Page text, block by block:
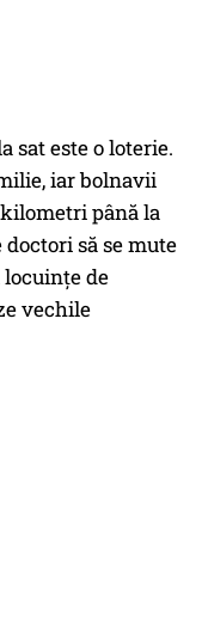
sat este o loterie.
iar bolnavii
până la
să se mute
de
vechile